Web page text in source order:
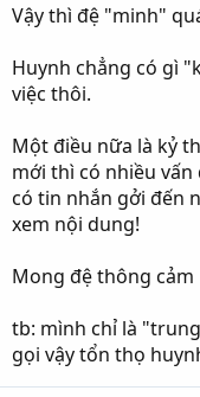
Vậy thì đệ "minh"
Huynh chẳng có gì
việc thôi.
Một điều nữa là kỷ
mới thì có nhiều vấn
có tin nhắn gởi đến
xem nội dung!
Mong đệ thông cảm
tb: mình chỉ là
gọi vậy tổn thọ